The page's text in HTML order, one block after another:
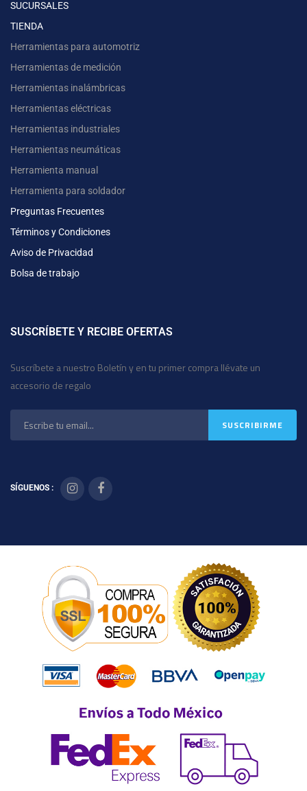
SUCURSALES
TIENDA
Herramientas para automotriz
Herramientas de medición
Herramientas inalámbricas
Herramientas eléctricas
Herramientas industriales
Herramientas neumáticas
Herramienta manual
Herramienta para soldador
Preguntas Frecuentes
Términos y Condiciones
Aviso de Privacidad
Bolsa de trabajo
SUSCRÍBETE Y RECIBE OFERTAS
Suscríbete a nuestro Boletín y en tu primer compra llévate un
accesorio de regalo
SÍGUENOS :